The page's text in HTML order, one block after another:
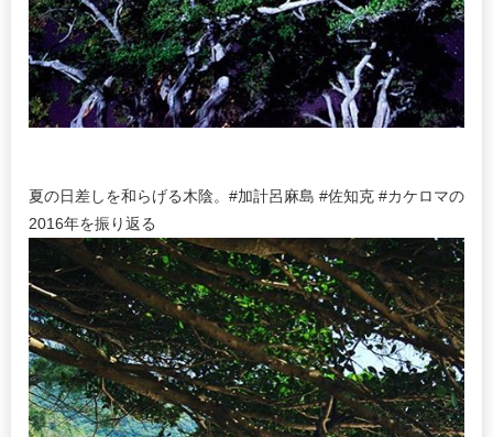
夏の日差しを和らげる木陰。#加計呂麻島 #佐知克 #カケロマの
2016年を振り返る